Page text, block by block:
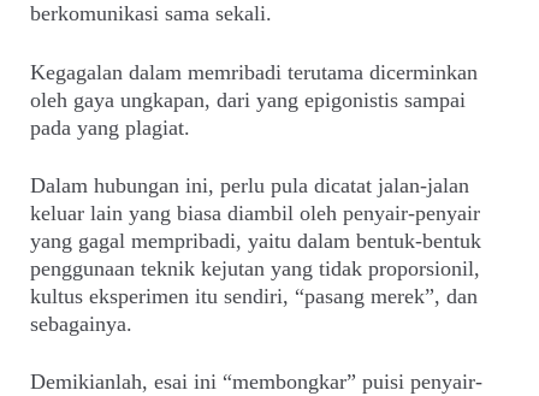
berkomunikasi sama sekali.
Kegagalan dalam memribadi terutama dicerminkan
oleh gaya ungkapan, dari yang epigonistis sampai
pada yang plagiat.
Dalam hubungan ini, perlu pula dicatat jalan-jalan
keluar lain yang biasa diambil oleh penyair-penyair
yang gagal mempribadi, yaitu dalam bentuk-bentuk
penggunaan teknik kejutan yang tidak proporsionil,
kultus eksperimen itu sendiri, “pasang merek”, dan
sebagainya.
Demikianlah, esai ini “membongkar” puisi penyair-